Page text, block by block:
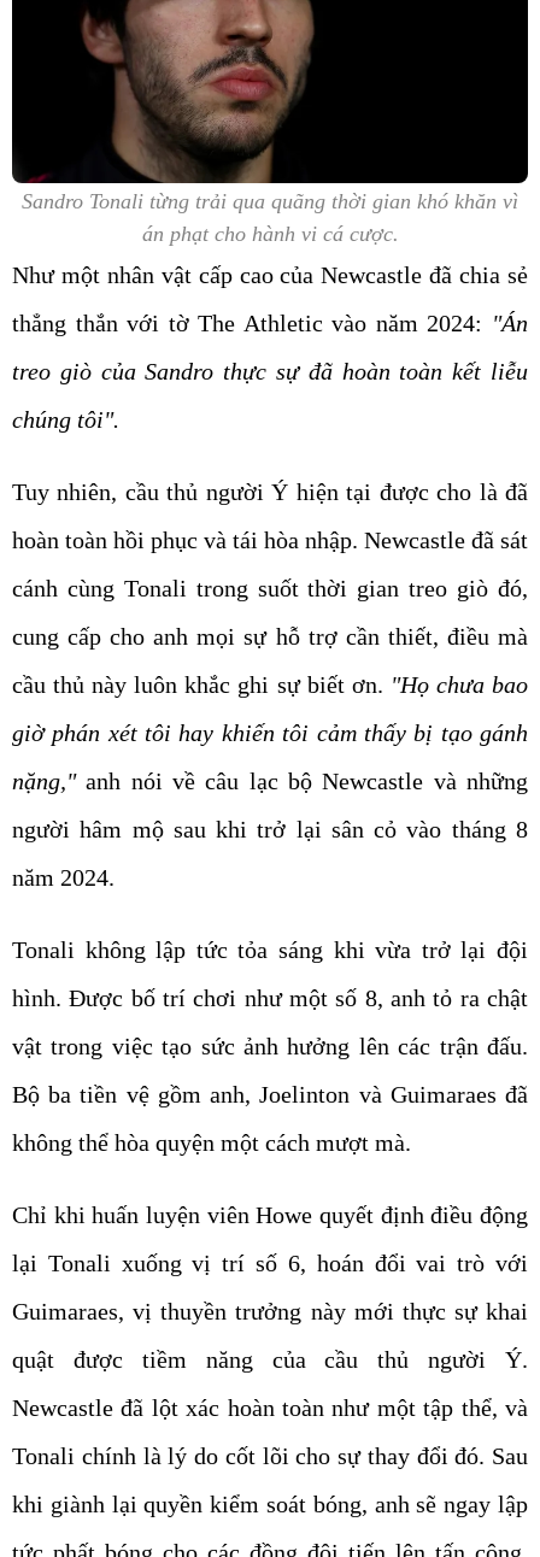
Sandro Tonali từng trải qua quãng thời gian khó khăn vì
án phạt cho hành vi cá cược.
Như một nhân vật cấp cao của Newcastle đã chia sẻ
thẳng thắn với tờ The Athletic vào năm 2024: "Án
treo giò của Sandro thực sự đã hoàn toàn kết liễu
chúng tôi".
Tuy nhiên, cầu thủ người Ý hiện tại được cho là đã
hoàn toàn hồi phục và tái hòa nhập. Newcastle đã sát
cánh cùng Tonali trong suốt thời gian treo giò đó,
cung cấp cho anh mọi sự hỗ trợ cần thiết, điều mà
cầu thủ này luôn khắc ghi sự biết ơn. "Họ chưa bao
giờ phán xét tôi hay khiến tôi cảm thấy bị tạo gánh
nặng,"anh nói về câu lạc bộ Newcastle và những
người hâm mộ sau khi trở lại sân cỏ vào tháng 8
năm 2024.
Tonali không lập tức tỏa sáng khi vừa trở lại đội
hình. Được bố trí chơi như một số 8, anh tỏ ra chật
vật trong việc tạo sức ảnh hưởng lên các trận đấu.
Bộ ba tiền vệ gồm anh, Joelinton và Guimaraes đã
không thể hòa quyện một cách mượt mà.
Chỉ khi huấn luyện viên Howe quyết định điều động
lại Tonali xuống vị trí số 6, hoán đổi vai trò với
Guimaraes, vị thuyền trưởng này mới thực sự khai
quật được tiềm năng của cầu thủ người Ý.
Newcastle đã lột xác hoàn toàn như một tập thể, và
Tonali chính là lý do cốt lõi cho sự thay đổi đó. Sau
khi giành lại quyền kiểm soát bóng, anh sẽ ngay lập
tức phất bóng cho các đồng đội tiến lên tấn công.